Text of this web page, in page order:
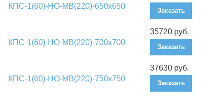
КПС-1(60)-НО-МВ(220)-650х650
Заказать
КПС-1(60)-НО-МВ(220)-700х700
35720 руб.
Заказать
КПС-1(60)-НО-МВ(220)-750х750
37630 руб.
Заказать